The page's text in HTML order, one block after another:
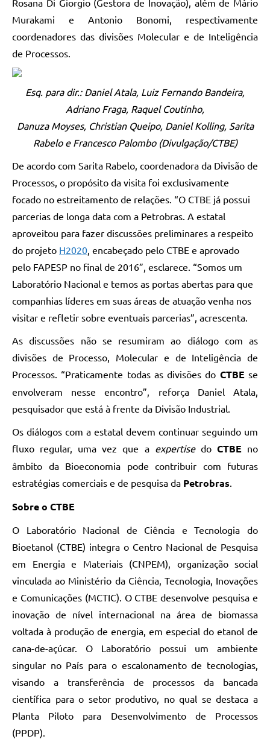
Murakami e Antonio Bonomi, respectivamente
coordenadores das divisões Molecular e de Inteligência
de Processos.
Esq. para dir.: Daniel Atala, Luiz Fernando Bandeira,
Adriano Fraga, Raquel Coutinho,
Danuza Moyses, Christian Queipo, Daniel Kolling, Sarita
Rabelo e Francesco Palombo (Divulgação/CTBE)
De acordo com Sarita Rabelo, coordenadora da Divisão de
Processos, o propósito da visita foi exclusivamente
focado no estreitamento de relações. “O CTBE já possui
parcerias de longa data com a Petrobras. A estatal
aproveitou para fazer discussões preliminares a respeito
do projeto H2020 , encabeçado pelo CTBE e aprovado
pelo FAPESP no final de 2016”, esclarece. “Somos um
Laboratório Nacional e temos as portas abertas para que
companhias líderes em suas áreas de atuação venha nos
visitar e refletir sobre eventuais parcerias”, acrescenta.
As discussões não se resumiram ao diálogo com as
divisões de Processo, Molecular e de Inteligência de
Processos. “Praticamente todas as divisões do CTBE se
envolveram nesse encontro”, reforça Daniel Atala,
pesquisador que está à frente da Divisão Industrial.
Os diálogos com a estatal devem continuar seguindo um
fluxo regular, uma vez que a expertisedo CTBE no
âmbito da Bioeconomia pode contribuir com futuras
estratégias comerciais e de pesquisa da Petrobras
Sobre o CTBE
O Laboratório Nacional de Ciência e Tecnologia do
Bioetanol (CTBE) integra o Centro Nacional de Pesquisa
em Energia e Materiais (CNPEM), organização social
vinculada ao Ministério da Ciência, Tecnologia, Inovações
e Comunicações (MCTIC). O CTBE desenvolve pesquisa e
inovação de nível internacional na área de biomassa
voltada à produção de energia, em especial do etanol de
cana-de-açúcar. O Laboratório possui um ambiente
singular no País para o escalonamento de tecnologias,
visando a transferência de processos da bancada
científica para o setor produtivo, no qual se destaca a
Planta Piloto para Desenvolvimento de Processos
(PPDP).